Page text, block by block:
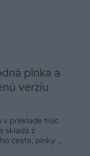
plnka a
verziu
v preklade tisíc
skladá z
cesta, plnky a
a